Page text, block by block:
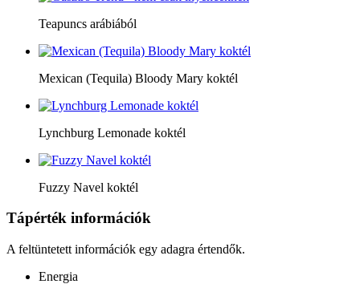
Teapuncs arábiából
Mexican (Tequila) Bloody Mary koktél
Lynchburg Lemonade koktél
Fuzzy Navel koktél
Tápérték információk
A feltüntetett információk egy adagra értendők.
Energia